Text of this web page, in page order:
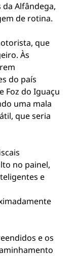
Alfândega,
de rotina.
que
Às
do país
Foz do Iguaçu
uma mala
que seria
no painel,
e
e os